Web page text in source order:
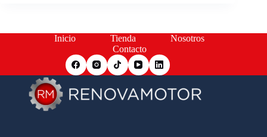
Inicio Tienda
Nosotros
Contacto